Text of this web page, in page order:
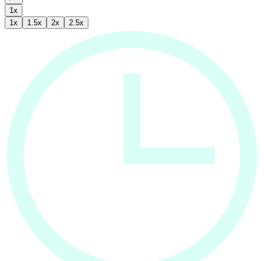
1x
1x 1.5x 2x 2.5x